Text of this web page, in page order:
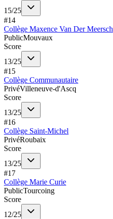
15/25
#14
Collège Maxence Van Der Meersch
PublicMouvaux
Score
13/25
#15
Collège Communautaire
PrivéVilleneuve-d'Ascq
Score
13/25
#16
Collège Saint-Michel
PrivéRoubaix
Score
13/25
#17
Collège Marie Curie
PublicTourcoing
Score
12/25